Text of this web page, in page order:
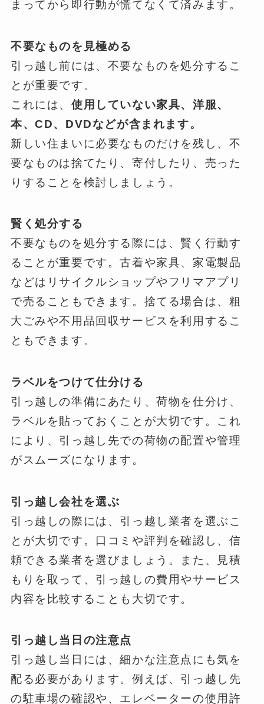
まってから即行動が慌てなくて済みます。
不要なものを見極める
引っ越し前には、不要なものを処分するこ
とが重要です。
これには、 使用していない家具、洋服、
本、CD、DVDなどが含まれます。
新しい住まいに必要なものだけを残し、不
要なものは捨てたり、寄付したり、売った
りすることを検討しましょう。
賢く処分する
不要なものを処分する際には、賢く行動す
ることが重要です。古着や家具、家電製品
などはリサイクルショップやフリマアプリ
で売ることもできます。捨てる場合は、粗
大ごみや不用品回収サービスを利用するこ
ともできます。
ラベルをつけて仕分ける
引っ越しの準備にあたり、荷物を仕分け、
ラベルを貼っておくことが大切です。これ
により、引っ越し先での荷物の配置や管理
がスムーズになります。
引っ越し会社を選ぶ
引っ越しの際には、引っ越し業者を選ぶこ
とが大切です。口コミや評判を確認し、信
頼できる業者を選びましょう。また、見積
もりを取って、引っ越しの費用やサービス
内容を比較することも大切です。
引っ越し当日の注意点
引っ越し当日には、細かな注意点にも気を
配る必要があります。例えば、引っ越し先
の駐車場の確認や、エレベーターの使用許